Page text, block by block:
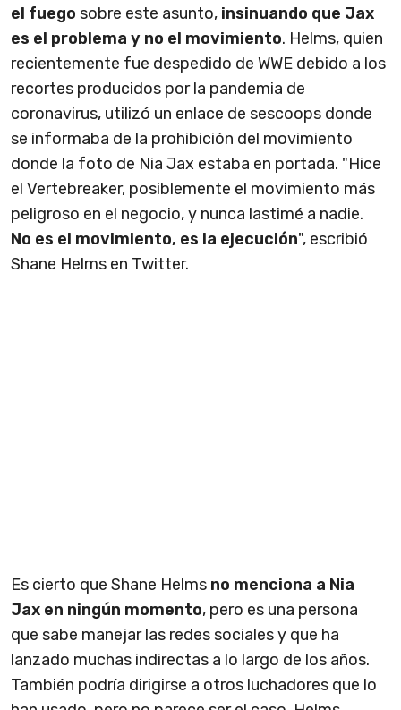
el fuego sobre este asunto, insinuando que Jax
es el problema y no el movimiento. Helms, quien
recientemente fue despedido de WWE debido a los
recortes producidos por la pandemia de
coronavirus, utilizó un enlace de sescoops donde
se informaba de la prohibición del movimiento
donde la foto de Nia Jax estaba en portada. "Hice
el Vertebreaker, posiblemente el movimiento más
peligroso en el negocio, y nunca lastimé a nadie.
No es el movimiento, es la ejecución", escribió
Shane Helms en Twitter.
Es cierto que Shane Helms no menciona a Nia
Jax en ningún momento, pero es una persona
que sabe manejar las redes sociales y que ha
lanzado muchas indirectas a lo largo de los años.
También podría dirigirse a otros luchadores que lo